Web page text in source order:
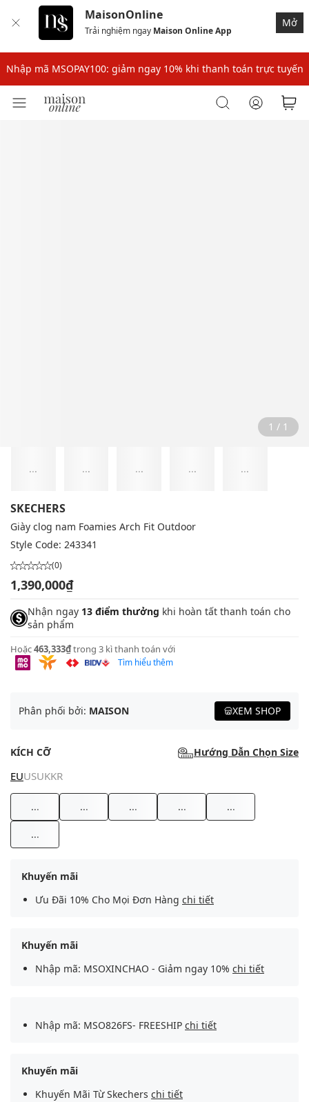
MaisonOnline
Trải nghiệm ngay Maison Online App
Mở
Nhập mã: MSOXINCHAO - Giảm 10% đơn đầu cho thành viên mới!
Nhập mã MSOPAY100: giảm ngay 10% khi thanh toán trực tuyến
Nhập mã: MSOXINCHAO - Giảm 10% đơn đầu cho thành viên mới!
1 / 1
... ... ... ... ...
SKECHERS
Giày clog nam Foamies Arch Fit Outdoor
Style Code: 243341
(0)
1,390,000₫
Nhận ngay 13 điểm thưởng khi hoàn tất thanh toán cho
sản phẩm
Hoặc463,333₫trong 3 kì thanh toán với
Tìm hiểu thêm
Phân phối bởi: MAISON XEM SHOP
KÍCH CỠ Hướng Dẫn Chọn Size
EUUSUKKR
... ... ... ... ...
...
Khuyến mãi
Ưu Đãi 10% Cho Mọi Đơn Hàng chi tiết
Khuyến mãi
Nhập mã: MSOXINCHAO - Giảm ngay 10% chi tiết
Nhập mã: MSO826FS- FREESHIP chi tiết
Khuyến mãi
Khuyến Mãi Từ Skechers chi tiết